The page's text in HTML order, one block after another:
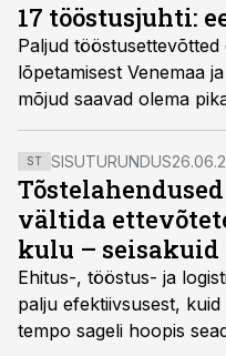
17 tööstusjuhti:
Paljud
lõpetamisest Venemaa
mõjud saavad olema
sõjamõjusid
ST SISUTURUNDUS
vältida
kulu – seisakuid
Ehitus-, tööstus- ja
palju efektiivsusest,
tempo sageli hoopis